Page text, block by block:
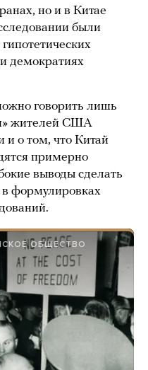
но и в Китае
были
демократиях
говорить лишь
жителей США
и о том, что Китай
примерно
выводы сделать
формулировках
ОБЩЕСТВО